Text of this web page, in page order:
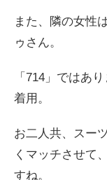
また、隣の女性
ゥさん。
「714」ではあ
着用。
お二人共、スー
くマッチさせて
すね。